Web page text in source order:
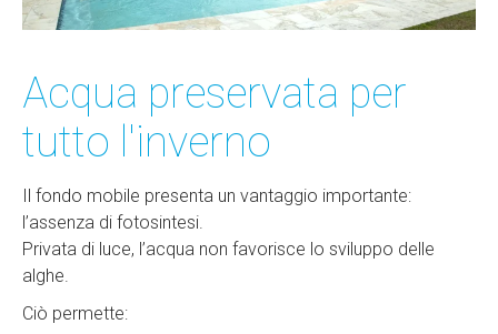
Acqua preservata per
tutto l'inverno
Il fondo mobile presenta un vantaggio importante:
l’assenza di fotosintesi.
Privata di luce, l’acqua non favorisce lo sviluppo delle
alghe.
Ciò permette: